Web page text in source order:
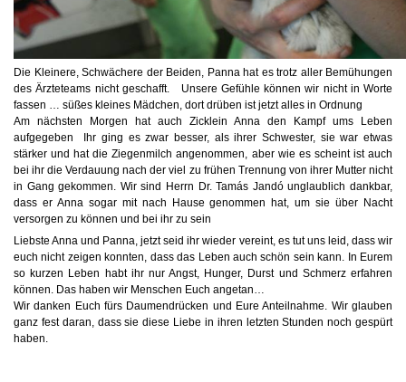
Die Kleinere, Schwächere der Beiden, Panna hat es trotz aller Bemühungen
des Ärzteteams nicht geschafft.
Unsere Gefühle können wir nicht in Worte
fassen … süßes kleines Mädchen, dort drüben ist jetzt alles in Ordnung
Am nächsten Morgen hat auch Zicklein Anna den Kampf ums Leben
aufgegeben
Ihr ging es zwar besser, als ihrer Schwester, sie war etwas
stärker und hat die Ziegenmilch angenommen, aber wie es scheint ist auch
bei ihr die Verdauung nach der viel zu frühen Trennung von ihrer Mutter nicht
in Gang gekommen. Wir sind Herrn Dr. Tamás Jandó unglaublich dankbar,
dass er Anna sogar mit nach Hause genommen hat, um sie über Nacht
versorgen zu können und bei ihr zu sein
Liebste Anna und Panna, jetzt seid ihr wieder vereint, es tut uns leid, dass wir
euch nicht zeigen konnten, dass das Leben auch schön sein kann. In Eurem
so kurzen Leben habt ihr nur Angst, Hunger, Durst und Schmerz erfahren
können. Das haben wir Menschen Euch angetan…
Wir danken Euch fürs Daumendrücken und Eure Anteilnahme. Wir glauben
ganz fest daran, dass sie diese Liebe in ihren letzten Stunden noch gespürt
haben.